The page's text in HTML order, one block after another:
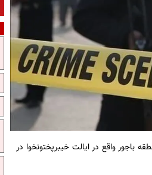
باجور واقع در ایالت خیبرپختونخوا در